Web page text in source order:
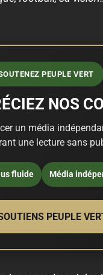
PEUPLE VERT
NOS
un média
une lecture sans
fluide Média
PEUPLE